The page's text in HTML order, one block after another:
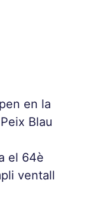
en la
Blau
el 64è
ventall